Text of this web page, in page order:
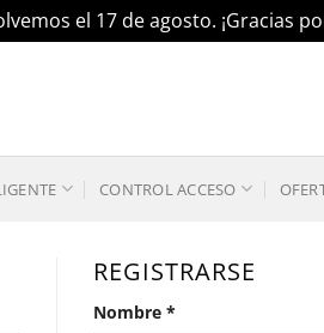
el 17 de agosto. ¡Gracias
CONTROL ACCESO
REGISTRARSE
Nombre *